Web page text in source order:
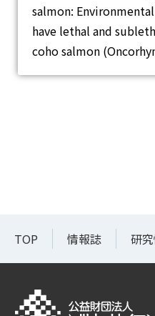
salmon:
have lethal and
coho salmon
TOP 情報誌 研